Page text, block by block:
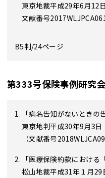
東京地裁平成29年6月12
文献番号
B5判/24ページ
第333号保険事例研究
「病名告知がないときの
東京地判平成30年9月3日
（文献番号
「医療保険約款における
松山地裁平成31年１月